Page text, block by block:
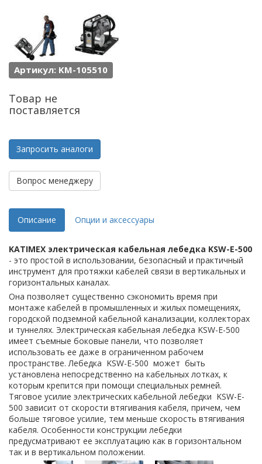
Артикул: KM-105510
Товар не
поставляется
Запросить аналоги
Вопрос менеджеру
Описание Опции и аксессуары
KATIMEX электрическая кабельная лебедка KSW-E-500
- это простой в использовании, безопасный и практичный
инструмент для протяжки кабелей связи в вертикальных и
горизонтальных каналах.
Она позволяет существенно сэкономить время при
монтаже кабелей в промышленных и жилых помещениях,
городской подземной кабельной канализации, коллекторах
и туннелях. Электрическая кабельная лебедка KSW-E-500
имеет съемные боковые панели, что позволяет
использовать ее даже в ограниченном рабочем
пространстве. Лебедка KSW-E-500 может быть
установлена непосредственно на кабельных лотках, к
которым крепится при помощи специальных ремней.
Тяговое усилие электрических кабельной лебедки KSW-E-
500 зависит от скорости втягивания кабеля, причем, чем
больше тяговое усилие, тем меньше скорость втягивания
кабеля. Особенности конструкции лебедки
предусматривают ее эксплуатацию как в горизонтальном
так и в вертикальном положении.